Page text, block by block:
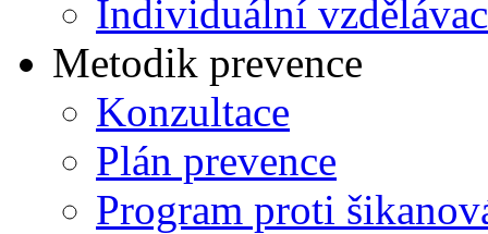
Individuální
Metodik prevence
Konzultace
Plán prevence
Program proti